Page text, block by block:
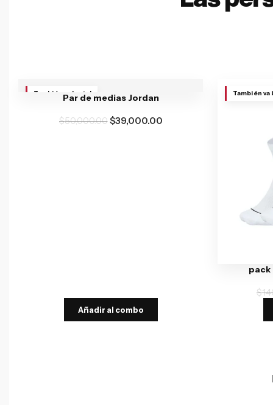
También va brutalPar de medias Jordan
$50,000.00$39,000.00
Añadir al combo
También va
pack
$